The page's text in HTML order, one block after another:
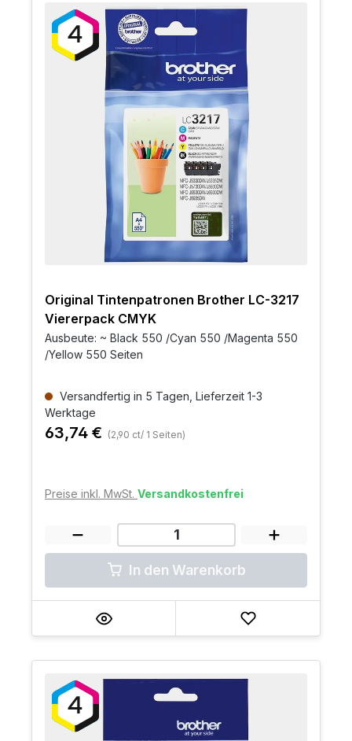
Original Tintenpatronen Brother LC-3217
Viererpack CMYK
Ausbeute: ~ Black 550 /Cyan 550 /Magenta 550
/Yellow 550 Seiten
Versandfertig in 5 Tagen, Lieferzeit 1-3
Werktage
63,74 € (2,90 ct/ 1 Seiten)
Preise inkl. MwSt. Versandkostenfrei
In den Warenkorb